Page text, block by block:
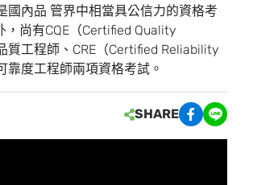
國內品 管界中相當具公信力的資格考
，尚有CQE（Certified Quality
質工程師、CRE（Certified Reliability
靠度工程師兩項資格考試。
SHARE